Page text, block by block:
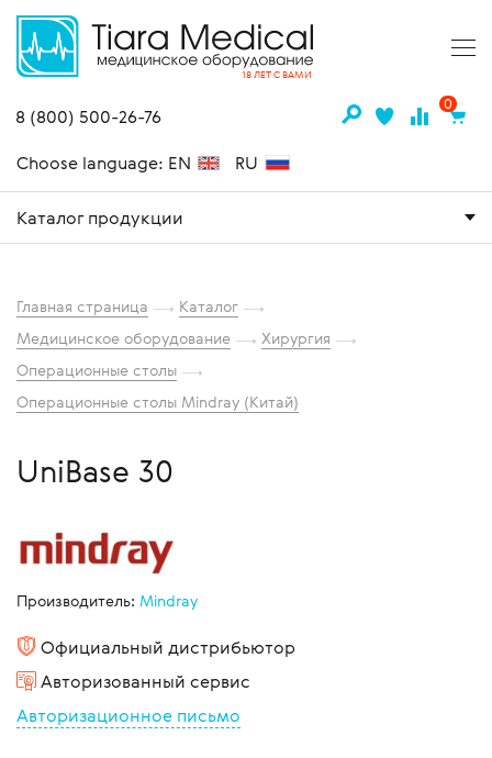
18 ЛЕТ С ВАМИ
8 (800) 500-26-76
0
Choose language: EN RU
Каталог продукции
Главная страница
Каталог
Медицинское оборудование
Хирургия
Операционные столы
Операционные столы Mindray (Китай)
UniBase 30
Производитель: Mindray
Официальный дистрибьютор
Авторизованный сервис
Авторизационное письмо